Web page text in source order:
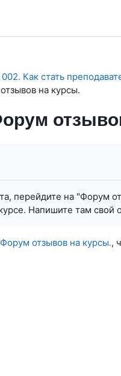
Как стать
на курсы.
перейдите на "Форум
Напишите там
Форум отзывов на курсы.,